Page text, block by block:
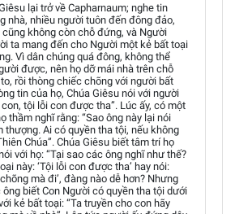
lại trở về Capharnaum; nghe tin
nhà, nhiều người tuôn đến đông đảo,
không còn chỗ đứng, và Người
ta mang đến cho Người một kẻ bất toại
Vì dân chúng quá đông, không thể
được, nên họ dỡ mái nhà trên chỗ
rồi thòng chiếc chõng với người bất
tin của họ, Chúa Giêsu nói với người
con, tội lỗi con được tha”. Lúc ấy, có một
thầm nghĩ rằng: “Sao ông này lại nói
thượng. Ai có quyền tha tội, nếu không
Chúa”. Chúa Giêsu biết tâm trí họ
với họ: “Tại sao các ông nghĩ như thế?
này: ‘Tội lỗi con được tha’ hay nói:
mà đi’, đàng nào dễ hơn? Nhưng
biết Con Người có quyền tha tội dưới
kẻ bất toại: “Ta truyền cho con hãy